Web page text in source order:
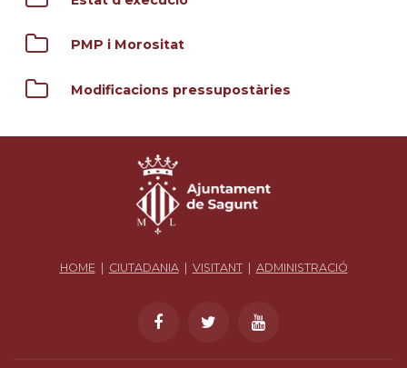
PMP i Morositat
Modificacions pressupostàries
HOME| CIUTADANIA| VISITANT| ADMINISTRACIÓ